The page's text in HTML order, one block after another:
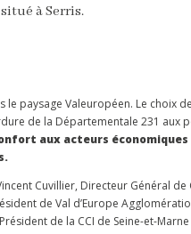
à Serris.
le paysage Valeuropéen. Le choix
de la Départementale 231 aux
aux acteurs
Cuvillier, Directeur Général
de Val d’Europe
de la CCI de Seine-et-